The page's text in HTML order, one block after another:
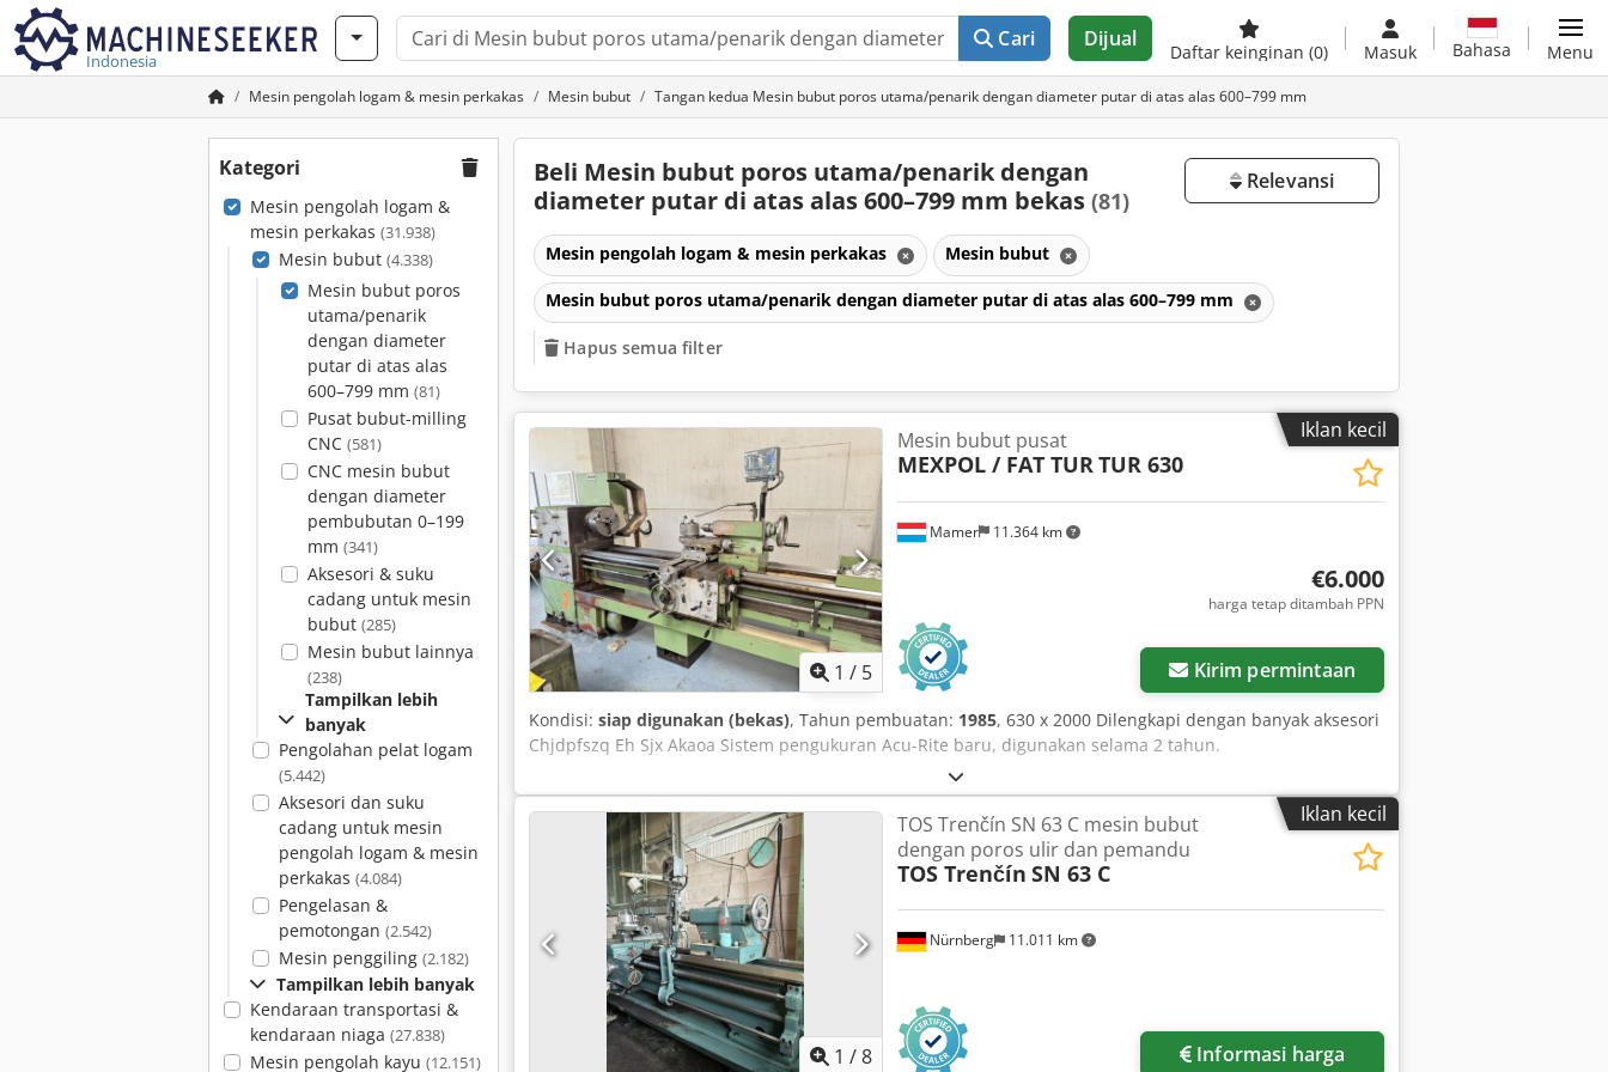
Indonesia
Cari Dijual
Daftar keinginan (0) Masuk Bahasa Menu
Mesin pengolah logam & mesin perkakas Mesin bubut Tangan kedua Mesin bubut poros utama/penarik dengan diameter putar di atas alas 600–799 mm
Kategori
Mesin pengolah logam &
mesin perkakas (31.938)
Mesin bubut (4.338)
Mesin bubut poros
utama/penarik
dengan diameter
putar di atas alas
600–799 mm (81)
Pusat bubut-milling
CNC (581)
CNC mesin bubut
dengan diameter
pembubutan 0–199
mm (341)
Aksesori & suku
cadang untuk mesin
bubut (285)
Mesin bubut lainnya
(238)
Tampilkan lebih
banyak
Pengolahan pelat logam
(5.442)
Aksesori dan suku
cadang untuk mesin
pengolah logam & mesin
perkakas (4.084)
Pengelasan &
pemotongan (2.542)
Mesin penggiling (2.182)
Tampilkan lebih banyak
Kendaraan transportasi &
kendaraan niaga (27.838)
Mesin pengolah kayu (12.151)
Beli Mesin bubut poros utama/penarik dengan
diameter putar di atas alas 600–799 mm bekas (81)
Relevansi
Mesin pengolah logam & mesin perkakas Mesin bubut
Mesin bubut poros utama/penarik dengan diameter putar di atas alas 600–799 mm
Hapus semua filter
Iklan kecil
1 / 5
Mamer 11.364 km
Mesin bubut pusat
MEXPOL / FAT TURTUR 630
€6.000
harga tetap ditambah PPN
Kirim permintaan
Kondisi: siap digunakan (bekas), Tahun pembuatan: 1985, 630 x 2000 Dilengkapi dengan banyak aksesori
Chjdpfszq Eh Sjx Akaoa Sistem pengukuran Acu-Rite baru, digunakan selama 2 tahun.
Iklan kecil
1 /8
Nürnberg 11.011 km
TOS Trenčín SN 63 C mesin bubut
dengan poros ulir dan pemandu
TOS Trenčín SN 63 C
Informasi harga